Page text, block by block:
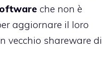
che non è
aggiornare il loro
vecchio shareware di